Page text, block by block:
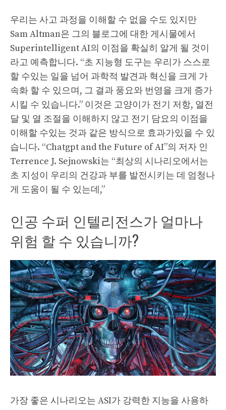
우리는 사고 과정을 이해할 수 없을 수도 있지만
Sam Altman은 그의 블로그에 대한 게시물에서
Superintelligent AI의 이점을 확실히 알게 될 것이
라고 예측합니다. “초 지능형 도구는 우리가 스스로
할 수있는 일을 넘어 과학적 발견과 혁신을 크게 가
속화 할 수 있으며, 그 결과 풍요와 번영을 크게 증가
시킬 수 있습니다.” 이것은 고양이가 전기 저항, 열전
달 및 열 조절을 이해하지 않고 전기 담요의 이점을
이해할 수있는 것과 같은 방식으로 효과가있을 수 있
습니다. “Chatgpt and the Future of AI”의 저자 인
Terrence J. Sejnowski는 “최상의 시나리오에서는
초 지성이 우리의 건강과 부를 발전시키는 데 엄청나
게 도움이 될 수 있는데,”
인공 수퍼 인텔리전스가 얼마나
위험 할 수 있습니까?
가장 좋은 시나리오는 ASI가 강력한 지능을 사용하